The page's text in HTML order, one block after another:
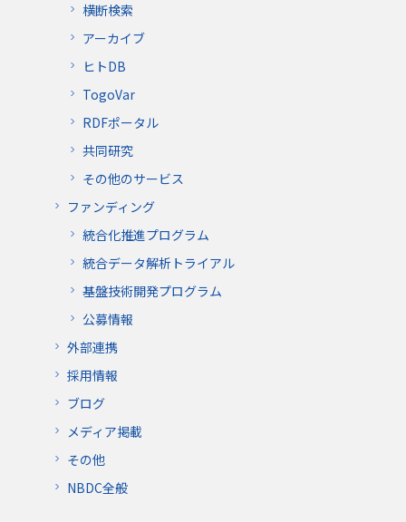
横断検索
アーカイブ
ヒトDB
TogoVar
RDFポータル
共同研究
その他のサービス
ファンディング
統合化推進プログラム
統合データ解析トライアル
基盤技術開発プログラム
公募情報
外部連携
採用情報
ブログ
メディア掲載
その他
NBDC全般